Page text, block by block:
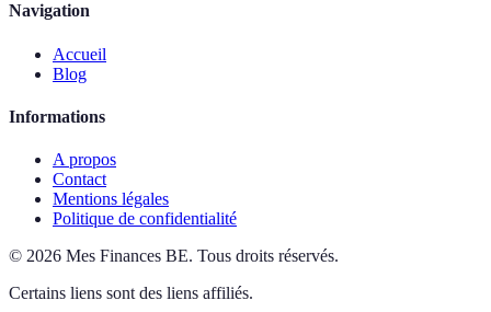
Navigation
Accueil
Blog
Informations
A propos
Contact
Mentions légales
Politique de confidentialité
© 2026 Mes Finances BE. Tous droits réservés.
Certains liens sont des liens affiliés.